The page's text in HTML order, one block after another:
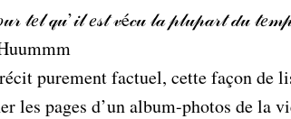
𝓉𝑒𝓁 𝓆𝓊’𝒾𝓁 𝑒𝓈𝓉 𝓋é𝒸𝓊 𝓁𝒶 𝓅𝓁𝓊𝓅𝒶𝓇𝓉 𝒹𝓊
purement factuel, cette façon de
les pages d’un album-photos de la